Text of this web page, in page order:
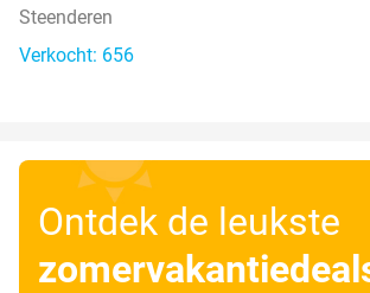
Steenderen
Verkocht: 656
Ontdek de leukste